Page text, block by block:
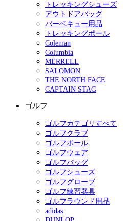
トレッキングシューズ
アウトドアバッグ
バーベキュー用品
トレッキングポール
Coleman
Columbia
MERRELL
SALOMON
THE NORTH FACE
CAPTAIN STAG
ゴルフ
ゴルフカテゴリすべて
ゴルフクラブ
ゴルフボール
ゴルフウェア
ゴルフバッグ
ゴルフシューズ
ゴルフグローブ
ゴルフ練習器具
ゴルフラウンド用品
adidas